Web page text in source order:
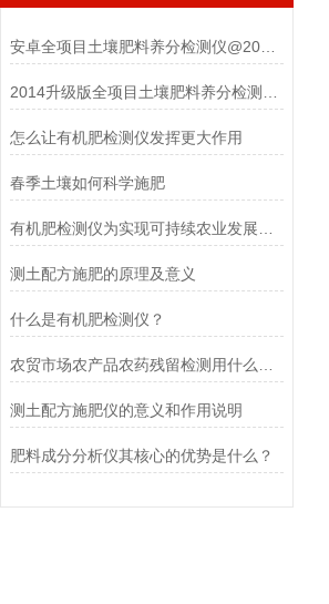
安卓全项目土壤肥料养分检测仪@2021检测仪器仪表
怎么让有机肥检测仪发挥更大作用
春季土壤如何科学施肥
测土配方施肥的原理及意义
什么是有机肥检测仪？
测土配方施肥仪的意义和作用说明
肥料成分分析仪其核心的优势是什么？